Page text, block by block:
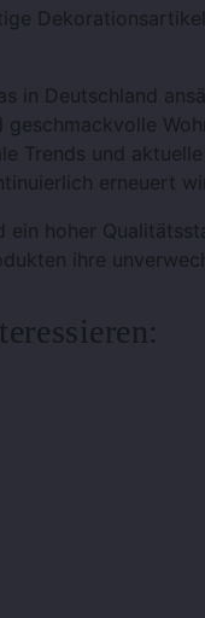
in Deutschland
Trends und
erneuert
ein hoher
ihre